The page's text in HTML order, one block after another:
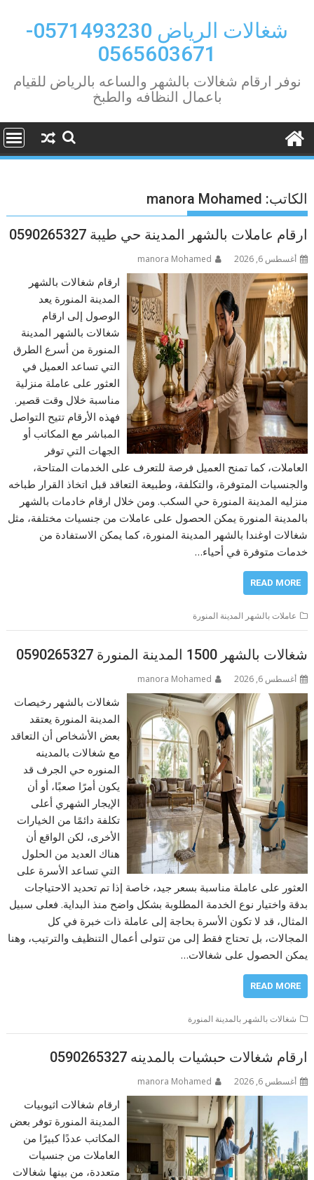
content
شغالات الرياض 0571493230-
0565603671
نوفر ارقام شغالات بالشهر والساعه بالرياض للقيام
باعمال النظافه والطبخ
الكاتب: manora Mohamed
ارقام عاملات بالشهر المدينة حي طيبة 0590265327
أغسطس 6, 2026 manora Mohamed
ارقام شغالات بالشهر
المدينة المنورة يعد
الوصول إلى ارقام
شغالات بالشهر المدينة
المنورة من أسرع الطرق
التي تساعد العميل في
العثور على عاملة منزلية
مناسبة خلال وقت قصير.
فهذه الأرقام تتيح التواصل
المباشر مع المكاتب أو
الجهات التي توفر
العاملات، كما تمنح العميل فرصة للتعرف على الخدمات المتاحة،
والجنسيات المتوفرة، والتكلفة، وطبيعة التعاقد قبل اتخاذ القرار طباخه
منزليه المدينة المنورة حي السكب. ومن خلال ارقام خادمات بالشهر
بالمدينة المنورة يمكن الحصول على عاملات من جنسيات مختلفة، مثل
شغالات اوغندا بالشهر المدينة المنورة، كما يمكن الاستفادة من
خدمات متوفرة في أحياء…
READ MORE
عاملات بالشهر المدينة المنورة
شغالات بالشهر 1500 المدينة المنورة 0590265327
أغسطس 6, 2026 manora Mohamed
شغالات بالشهر رخيصات
المدينة المنورة يعتقد
بعض الأشخاص أن التعاقد
مع شغالات بالمدينه
المنوره حي الجرف قد
يكون أمرًا صعبًا، أو أن
الإيجار الشهري أعلى
تكلفة دائمًا من الخيارات
الأخرى، لكن الواقع أن
هناك العديد من الحلول
التي تساعد الأسرة على
العثور على عاملة مناسبة بسعر جيد، خاصة إذا تم تحديد الاحتياجات
بدقة واختيار نوع الخدمة المطلوبة بشكل واضح منذ البداية. فعلى سبيل
المثال، قد لا تكون الأسرة بحاجة إلى عاملة ذات خبرة في كل
المجالات، بل تحتاج فقط إلى من تتولى أعمال التنظيف والترتيب، وهنا
يمكن الحصول على شغالات…
READ MORE
شغالات بالشهر بالمدينة المنورة
ارقام شغالات حبشيات بالمدينه 0590265327
أغسطس 6, 2026 manora Mohamed
ارقام شغالات اثيوبيات
المدينة المنورة توفر بعض
المكاتب عددًا كبيرًا من
العاملات من جنسيات
متعددة، من بينها شغالات